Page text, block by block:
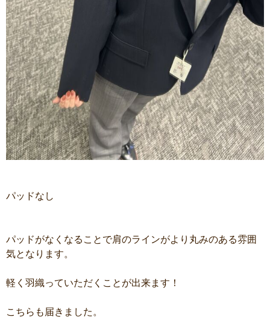
パッドなし
パッドがなくなることで肩のラインがより丸みのある雰囲
気となります。
軽く羽織っていただくことが出来ます！
こちらも届きました。